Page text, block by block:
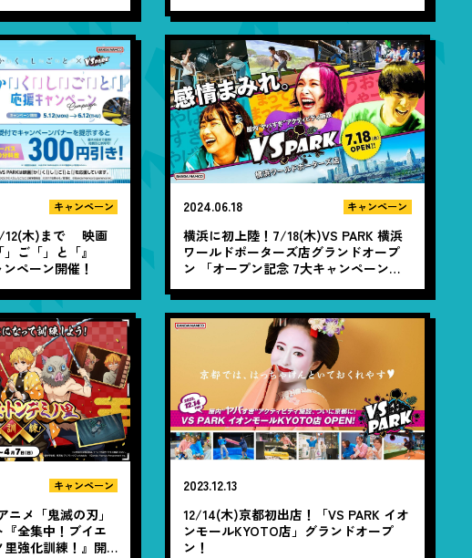
キャンペーン
12(木)まで 映画
ご「」と「』
ペーン開催！
2024.06.18 キャンペーン
横浜に初上陸！7/18(木)VS PARK 横浜
ワールドポーターズ店グランドオープ
ン 「オープン記念 7大キャンペーン」
実施♪
キャンペーン
ニメ「鬼滅の刃」
『全集中！ブイエ
強化訓練！』開
2023.12.13
12/14(木)京都初出店！「VS PARK イオ
ンモールKYOTO店」グランドオープ
ン！